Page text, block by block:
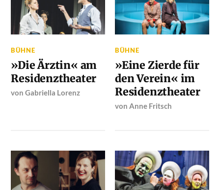
BÜHNE
»Die Ärztin« am
Residenztheater
vonGabriella Lorenz
BÜHNE
»Eine Zierde für
den Verein« im
Residenztheater
vonAnne Fritsch